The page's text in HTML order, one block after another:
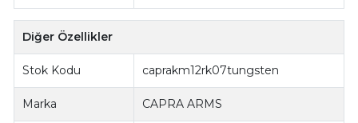
Diğer Özellikler
Stok Kodu caprakm12rk07tungsten
Marka CAPRA ARMS